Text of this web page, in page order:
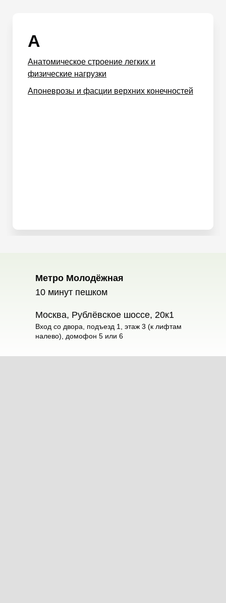
А
Анатомическое строение легких и
физические нагрузки
Апоневрозы и фасции верхних конечностей
Метро Молодёжная
10 минут пешком
Москва, Рублёвское шоссе, 20к1
Вход со двора, подъезд 1, этаж 3 (к лифтам
налево), домофон 5 или 6